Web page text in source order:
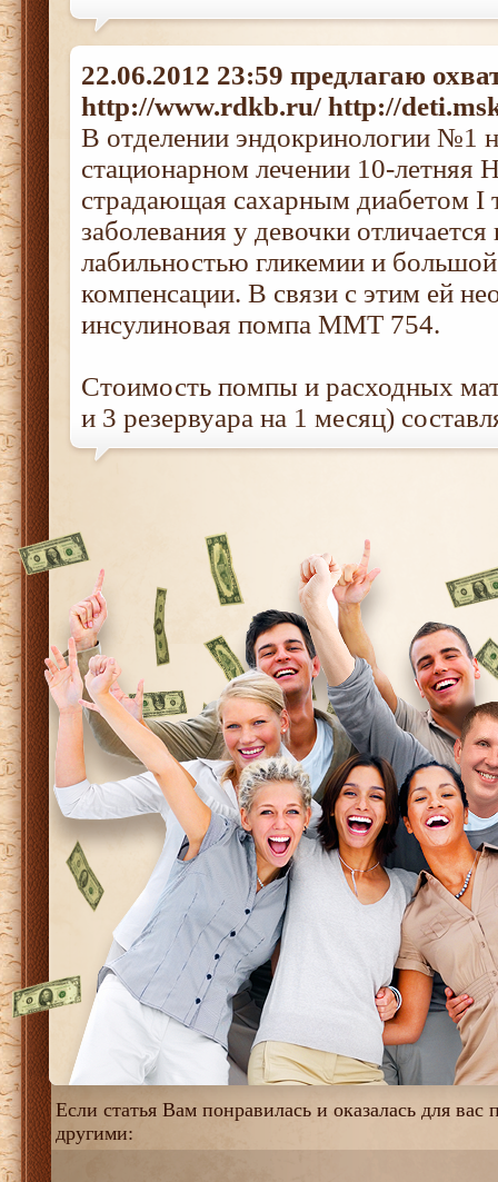
22.06.2012 23:59 предлагаю
http://www.rdkb.ru/ http://
В отделении эндокринологии №1
стационарном лечении 10-летняя
страдающая сахарным диабетом I
заболевания у девочки
лабильностью гликемии и
компенсации. В связи с этим ей
инсулиновая помпа ММТ 754.
Стоимость помпы и расходных
и 3 резервуара на 1 месяц)
Если статья Вам понравилась и оказалась для вас
другими: